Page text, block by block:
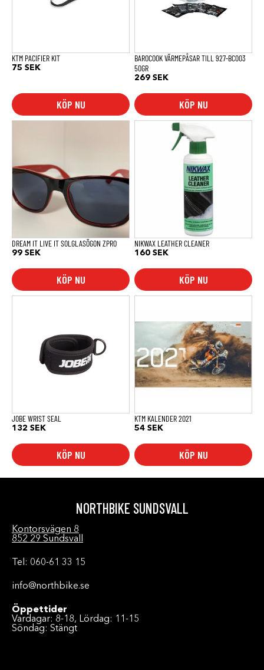
KTM PACIFIER KIT
75 SEK
KÖP NU
BAROCOOK VÄRMEPÅSAR TILL 927-BC003
50GR
269 SEK
KÖP NU
DREAM IT LIVE IT SOLGLASÖGON ZPRO
99 SEK
KÖP NU
NIKWAX LEATHER CLEANER
160 SEK
KÖP NU
JOBE WRIST SEAL
132 SEK
KÖP NU
KTM KALENDER 2021
54 SEK
KÖP NU
NORTHBIKE SUNDSVALL
Kontorsvägen 8
852 29 Sundsvall
Tel: 060-61 33 15
info@northbike.se
Öppettider
Vardagar: 8-18, Lördag: 11-15
Söndag: Stängt